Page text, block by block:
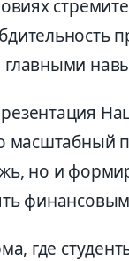
главными
масштабный
но и
где